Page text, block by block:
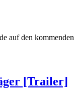
auf den kommenden
[Trailer]